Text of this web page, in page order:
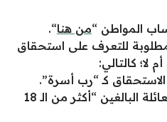
المواطن “من هنا“.
للتعرف على استحقاق
لا؛ كالتالي:
كـ “رب أسرة”.
اختيار عدد أفراد العائلة البالغين “أكثر من الـ 18